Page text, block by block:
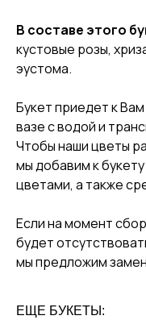
В составе этого
кустовые розы,
эустома.
Букет приедет к
вазе с водой и
Чтобы наши цветы
мы добавим к
цветами, а также
Если на момент
будет
мы предложим
ЕЩЕ БУКЕТЫ: